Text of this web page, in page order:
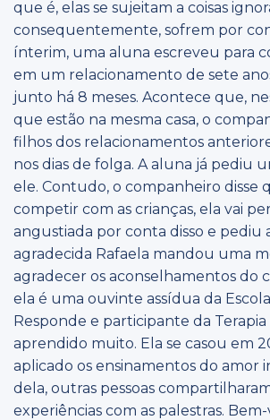
que é, elas se sujeitam a coisas
consequentemente, sofrem por
ínterim, uma aluna escreveu para
em um relacionamento de sete
junto há 8 meses. Acontece que,
que estão na mesma casa, o
filhos dos relacionamentos
nos dias de folga. A aluna já pediu
ele. Contudo, o companheiro disse
competir com as crianças, ela vai
angustiada por conta disso e pediu
agradecida Rafaela mandou uma
agradecer os aconselhamentos do
ela é uma ouvinte assídua da
Responde e participante da
aprendido muito. Ela se casou em
aplicado os ensinamentos do amor
dela, outras pessoas
experiências com as palestras.